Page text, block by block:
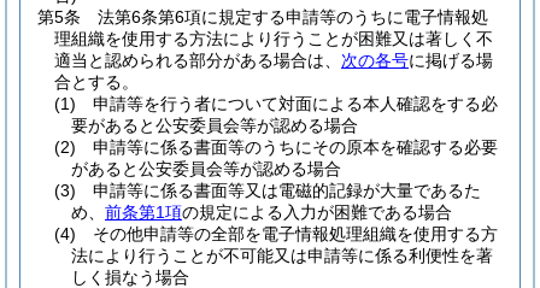
第5条
法第6条第6項に規定する申請等のうちに電子情報処
理組織を使用する方法により行うことが困難又は著しく不
適当と認められる部分がある場合は、 次の各号に掲げる場
合とする。
(1)
申請等を行う者について対面による本人確認をする必
要があると公安委員会等が認める場合
(2)
申請等に係る書面等のうちにその原本を確認する必要
があると公安委員会等が認める場合
(3)
申請等に係る書面等又は電磁的記録が大量であるた
め、 前条第1項の規定による入力が困難である場合
(4)
その他申請等の全部を電子情報処理組織を使用する方
法により行うことが不可能又は申請等に係る利便性を著
しく損なう場合